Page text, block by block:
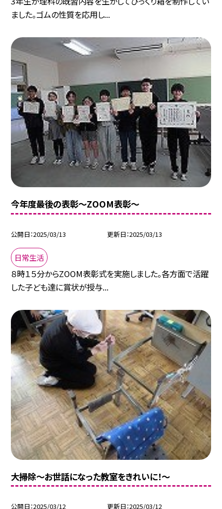
ました。ゴムの性質を応用し...
今年度最後の表彰～ZOOM表彰～
公開日 2025/03/13 更新日 2025/03/13
日常生活
８時１５分からZOOM表彰式を実施しました。各方面で活躍
した子ども達に賞状が授与...
大掃除～お世話になった教室をきれいに！～
公開日 2025/03/12 更新日 2025/03/12